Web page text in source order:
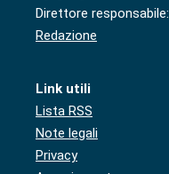
Direttore responsabile:
Redazione
Link utili
Lista RSS
Note legali
Privacy